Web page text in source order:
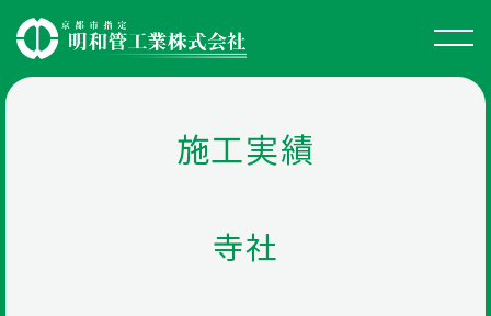
施工実績
寺社